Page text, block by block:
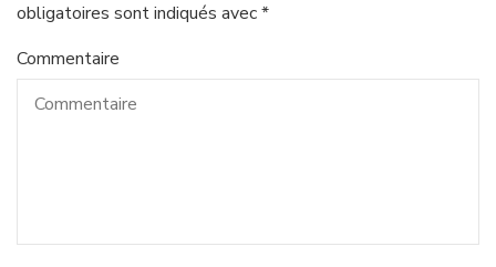
obligatoires sont indiqués avec*
Commentaire